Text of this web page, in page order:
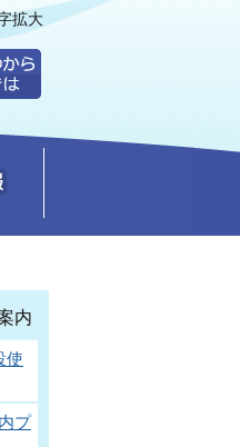
拡大
内
使
プ